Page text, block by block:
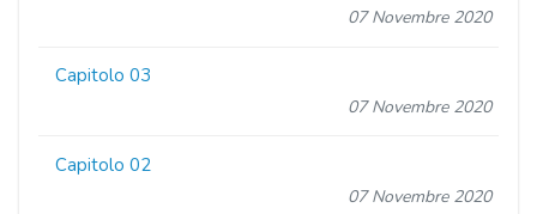
07 Novembre 2020
Capitolo 03
07 Novembre 2020
Capitolo 02
07 Novembre 2020